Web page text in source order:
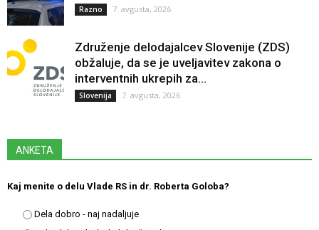
Razno 7. avgusta, 2026
Združenje delodajalcev Slovenije (ZDS)
obžaluje, da se je uveljavitev zakona o
interventnih ukrepih za...
Slovenija 7. avgusta, 2026
ANKETA
Kaj menite o delu Vlade RS in dr. Roberta Goloba?
Dela dobro - naj nadaljuje